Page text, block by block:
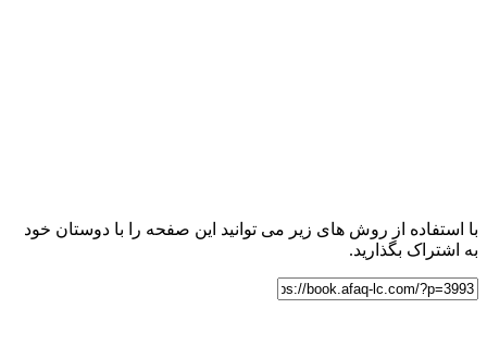
با استفاده از روش های زیر می توانید این صفحه را با دوستان خود
به اشتراک بگذارید.